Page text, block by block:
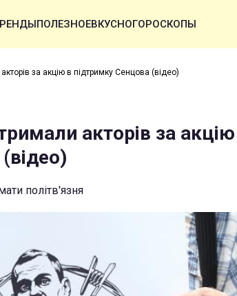
ПОЛЕЗНОЕВКУСНОГОРОСКОПЫ
за акцію в підтримку Сенцова (відео)
акторів за
політв'язня